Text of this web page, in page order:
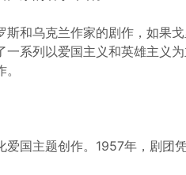
斯和乌克兰作家的剧作，如果
一系列以爱国主义和英雄主义
国主题创作。1957年，剧团